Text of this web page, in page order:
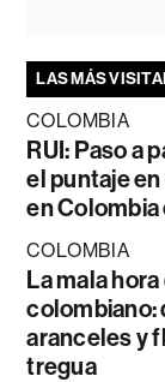
LAS MÁS
COLOMBIA
RUI: Paso a
el puntaje
en
COLOMBIA
La mala
colombiano:
aranceles y
tregua